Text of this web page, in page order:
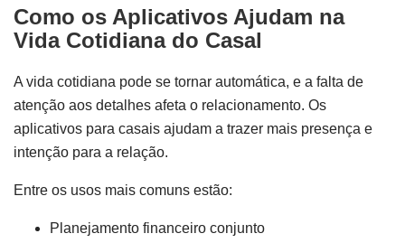
Como os Aplicativos Ajudam na
Vida Cotidiana do Casal
A vida cotidiana pode se tornar automática, e a falta de
atenção aos detalhes afeta o relacionamento. Os
aplicativos para casais ajudam a trazer mais presença e
intenção para a relação.
Entre os usos mais comuns estão:
Planejamento financeiro conjunto